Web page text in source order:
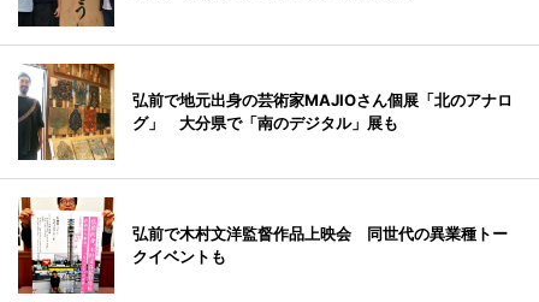
弘前で地元出身の芸術家MAJIOさん個展「北のアナロ
グ」 大分県で「南のデジタル」展も
弘前で木村文洋監督作品上映会 同世代の異業種トー
クイベントも